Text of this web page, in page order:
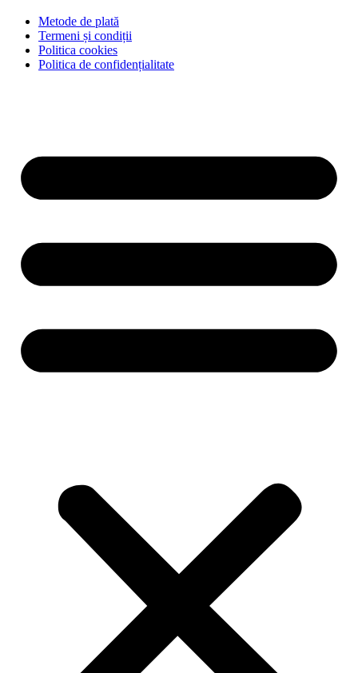
Metode de plată
Termeni și condiții
Politica cookies
Politica de confidențialitate